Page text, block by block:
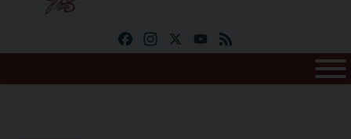
FacebookInstagramYouTube